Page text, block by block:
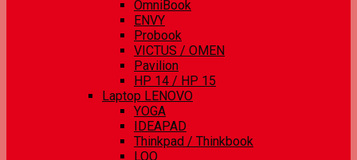
OmniBook
ENVY
Probook
VICTUS / OMEN
Pavilion
HP 14 / HP 15
Laptop LENOVO
YOGA
IDEAPAD
Thinkpad / Thinkbook
LOQ